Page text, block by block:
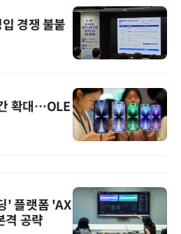
경쟁 불붙
확대…OLE
' 플랫폼 'AX
공략